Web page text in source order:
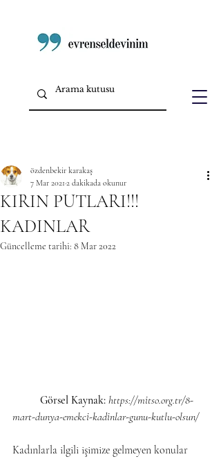
KIRIN PUTLARI!!!
KADINLAR
özdenbekir karakaş
7 Mar 2021 2 dakikada okunur
Güncelleme tarihi: 8 Mar 2022
Görsel Kaynak: https://mitso.org.tr/8-
mart-dunya-emekci-kadinlar-gunu-kutlu-olsun/
Kadınlarla ilgili işimize gelmeyen konular